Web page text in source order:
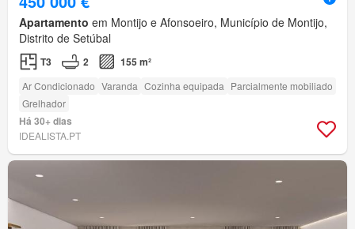
Apartamento em Montijo e Afonsoeiro, Município de Montijo,
Distrito de Setúbal
T3 2 155 m²
Ar Condicionado Varanda Cozinha equipada Parcialmente mobiliado
Grelhador
Há 30+ dias
IDEALISTA.PT